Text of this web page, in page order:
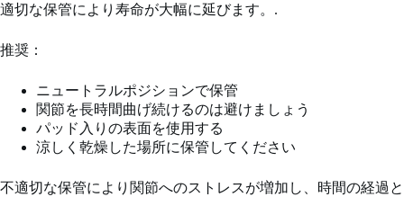
適切な保管により寿命が大幅に延びます。.
推奨：
ニュートラルポジションで保管
関節を長時間曲げ続けるのは避けましょう
パッド入りの表面を使用する
涼しく乾燥した場所に保管してください
不適切な保管により関節へのストレスが増加し、時間の経過と